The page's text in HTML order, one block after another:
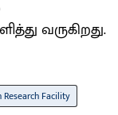
வருகிறது.
Facility